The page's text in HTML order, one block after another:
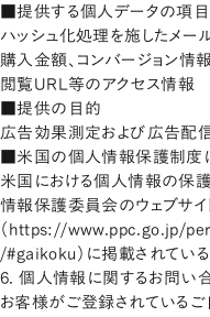
■提供する個人データの項目
ハッシュ化処理を施したメー
購入金額、コンバージョン情報
閲覧URL等のアクセス情報
■提供の目的
広告効果測定および広告配
■米国の個人情報保護制度
米国における個人情報の保
情報保護委員会のウェブサイ
（ https://www.ppc.go.jp/
/#gaikoku ）に掲載されてい
6. 個人情報に関するお問い
お客様がご登録されている